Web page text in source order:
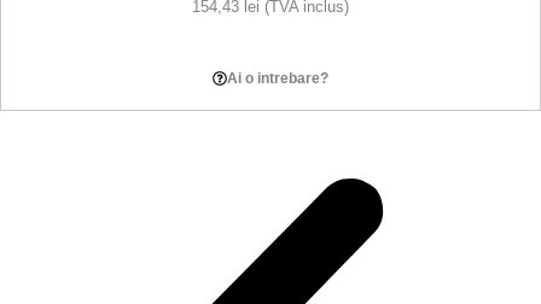
154,43 lei (TVA inclus)
Ai o intrebare?